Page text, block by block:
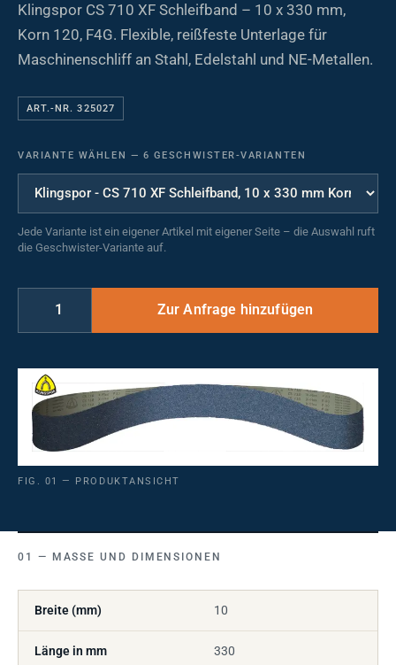
Klingspor CS 710 XF Schleifband – 10 x 330 mm,
Korn 120, F4G. Flexible, reißfeste Unterlage für
Maschinenschliff an Stahl, Edelstahl und NE-Metallen.
ART.-NR. 325027
VARIANTE WÄHLEN — 6 GESCHWISTER-VARIANTEN
Jede Variante ist ein eigener Artikel mit eigener Seite – die Auswahl ruft
die Geschwister-Variante auf.
FIG. 01 — PRODUKTANSICHT
MASSE UND DIMENSIONEN
Breite (mm) 10
Länge in mm 330